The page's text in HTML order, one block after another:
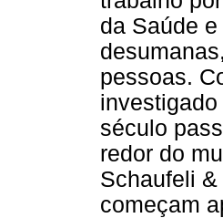
da Saúde
pessoas.
século
redor do
Schaufeli
começam